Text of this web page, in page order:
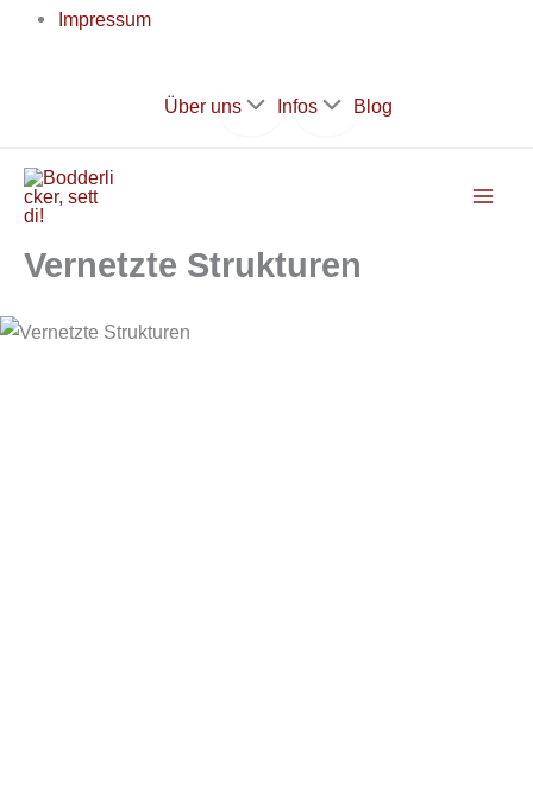
Impressum
Über uns Infos Blog
Vernetzte Strukturen